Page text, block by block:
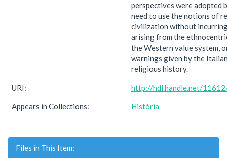
perspectives were adopted
need to use the notions of
civilization without
arising from the
the Western value system,
warnings given by the
religious history.
URI: http://hdl.handle.net/
Appears in Collections: História
Files in This Item: